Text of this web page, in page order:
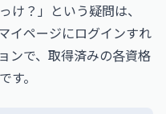
け？」という疑問は、
ページにログインすれ
ンで、取得済みの各資格
す。